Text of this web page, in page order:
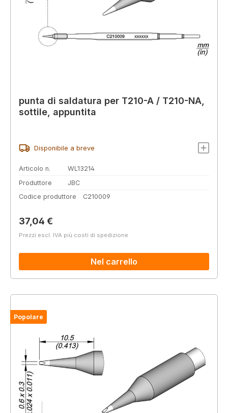
punta di saldatura per T210-A / T210-NA,
sottile, appuntita
Disponibile a breve
Articolo n.
WL13214
Produttore
JBC
Codice produttore
C210009
Prezzo normale:
37,04 €
Prezzi escl. IVA più costi di spedizione
Nel carrello
Popolare